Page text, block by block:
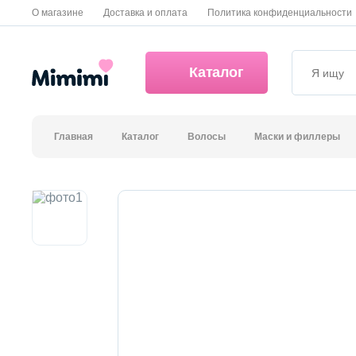
О магазине Доставка и оплата Политика конфиденциальности
Каталог
Главная Каталог Волосы Маски и филлеры